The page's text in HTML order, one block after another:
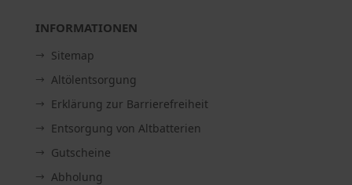
INFORMATIONEN
Sitemap
Altölentsorgung
Erklärung zur Barrierefreiheit
Entsorgung von Altbatterien
Gutscheine
Abholung